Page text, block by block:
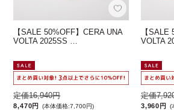
【SALE 50%OFF】CERA UNA
VOLTA 2025SS …
定価16,940円
8,470円 (本体価格:7,700円)
【SALE
VOLTA
定価
3,960円 (